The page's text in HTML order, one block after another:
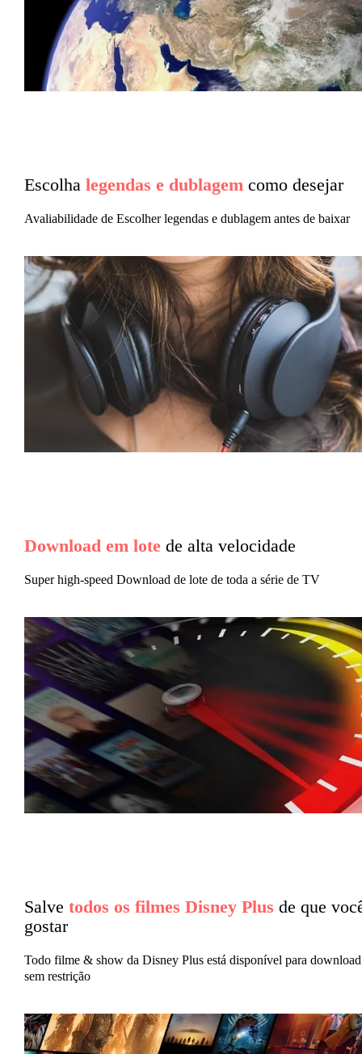
Escolha legendas e dublagem como desejar
Avaliabilidade de Escolher legendas e dublagem antes de baixar
Download em lote de alta velocidade
Super high-speed Download de lote de toda a série de TV
Salve todos os filmes Disney Plus de que
gostar
Todo filme & show da Disney Plus está disponível para download
sem restrição